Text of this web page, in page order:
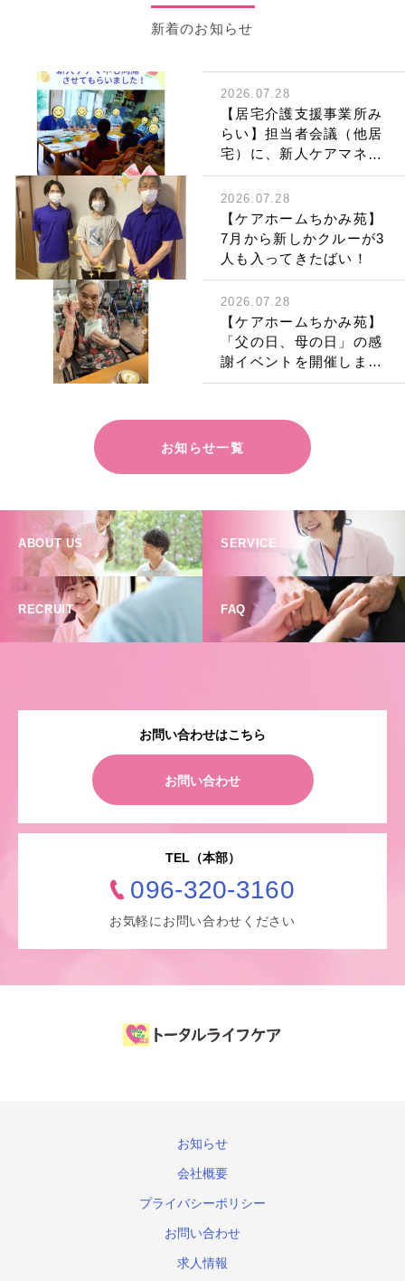
新着のお知らせ
2026.07.28
【居宅介護支援事業所み
らい】担当者会議（他居
宅）に、新人ケアマネも
同席させていただきまし
た。
2026.07.28
【ケアホームちかみ苑】
7月から新しかクルーが3
人も入ってきたばい！
2026.07.28
【ケアホームちかみ苑】
「父の日、母の日」の感
謝イベントを開催しまし
た！
お知らせ一覧
ABOUT US SERVICE
RECRUIT FAQ
お問い合わせはこちら
お問い合わせ
TEL（本部）
096-320-3160
お気軽にお問い合わせください
お知らせ
会社概要
プライバシーポリシー
お問い合わせ
求人情報